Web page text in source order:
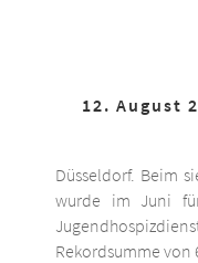
12. August
Düsseldorf. Beim
wurde im Juni
Rekordsumme von